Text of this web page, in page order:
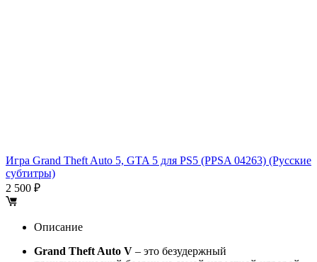
Игра Grand Theft Auto 5, GTA 5 для PS5 (PPSA 04263) (Русские
субтитры)
2 500 ₽
Описание
Grand Theft Auto V – это безудержный